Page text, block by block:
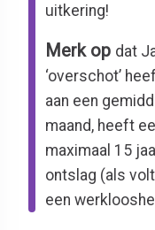
uitkering!
Merk op dat
‘overschot’
aan een
maand, heeft
maximaal 15
ontslag (als
een